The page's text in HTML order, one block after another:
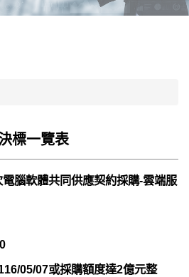
標一覽表
腦軟體共同供應契約採購-雲端服
05/07或採購額度達2億元整